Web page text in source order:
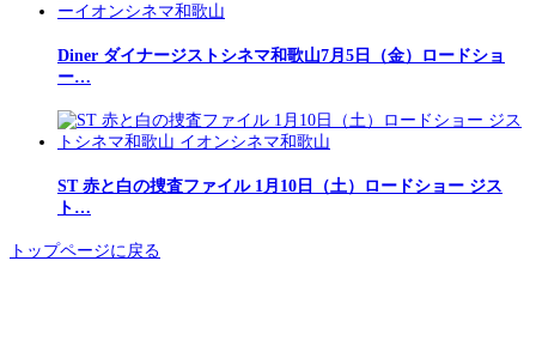
Diner ダイナージストシネマ和歌山7月5日（金）ロードショ
ー…
ST 赤と白の捜査ファイル 1月10日（土）ロードショー ジス
ト…
トップページに戻る